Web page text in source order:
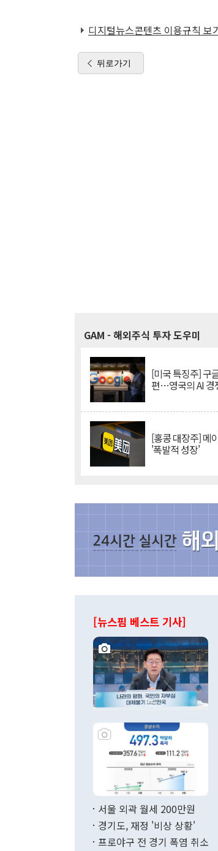
디지털뉴스콘텐츠 이용규칙 보
뒤로가기
GAM - 해외주식 투자 도우미
[미국 특징주] 구
편…영국의 AI 경
[홍콩 대장주] 메
'폭발적 성장'
[뉴스핌 베스트 기사]
서울 외곽 월세 200만원
경기도, 재정 '비상 상황'
프로야구 전 경기 폭염 취소